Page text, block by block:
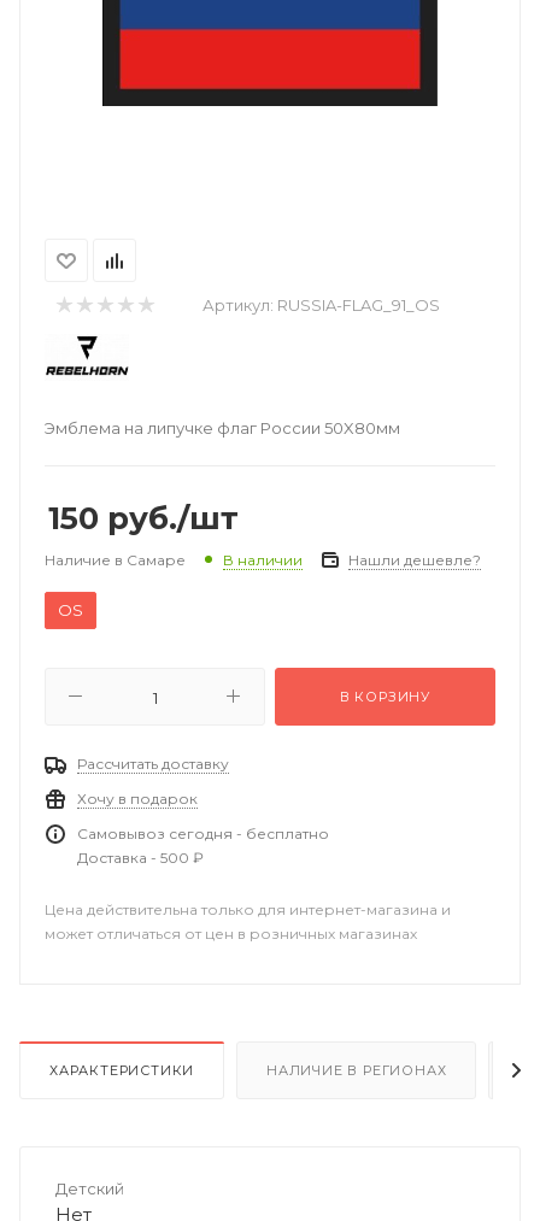
Артикул: RUSSIA-FLAG_91_OS
Эмблема на липучке флаг России 50X80мм
150 руб./шт
Наличие в Самаре В наличии Нашли дешевле?
OS
В КОРЗИНУ
Рассчитать доставку
Хочу в подарок
Самовывоз сегодня - бесплатно
Доставка - 500 ₽
Цена действительна только для интернет-магазина и
может отличаться от цен в розничных магазинах
ХАРАКТЕРИСТИКИ НАЛИЧИЕ В РЕГИОНАХ
Детский
Нет